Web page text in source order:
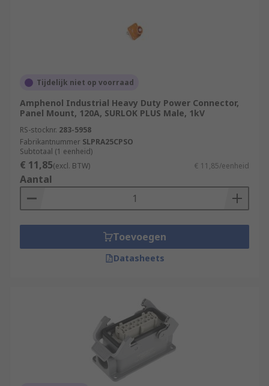
Tijdelijk niet op voorraad
Amphenol Industrial Heavy Duty Power Connector,
Panel Mount, 120A, SURLOK PLUS Male, 1kV
RS-stocknr. 283-5958
Fabrikantnummer SLPRA25CPSO
Subtotaal (1 eenheid)
€ 11,85(excl. BTW) € 11,85/eenheid
Aantal
Toevoegen
Datasheets